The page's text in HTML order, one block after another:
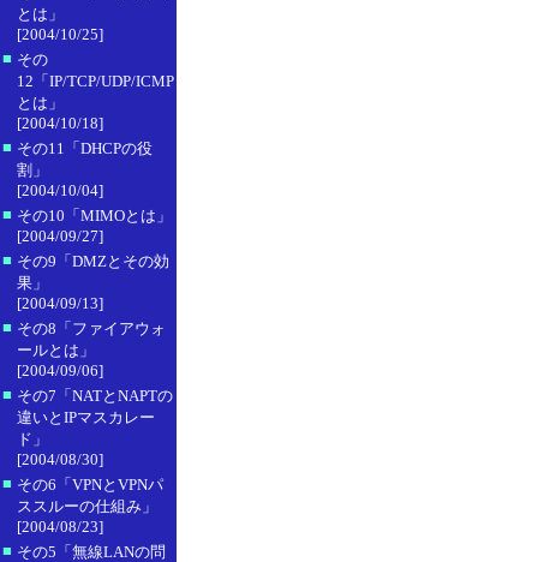
とは」
[2004/10/25]
■ その
12「IP/TCP/UDP/ICMP
とは」
[2004/10/18]
■ その11「DHCPの役
割」
[2004/10/04]
■ その10「MIMOとは」
[2004/09/27]
■ その9「DMZとその効
果」
[2004/09/13]
■ その8「ファイアウォ
ールとは」
[2004/09/06]
■ その7「NATとNAPTの
違いとIPマスカレー
ド」
[2004/08/30]
■ その6「VPNとVPNパ
ススルーの仕組み」
[2004/08/23]
■ その5「無線LANの問